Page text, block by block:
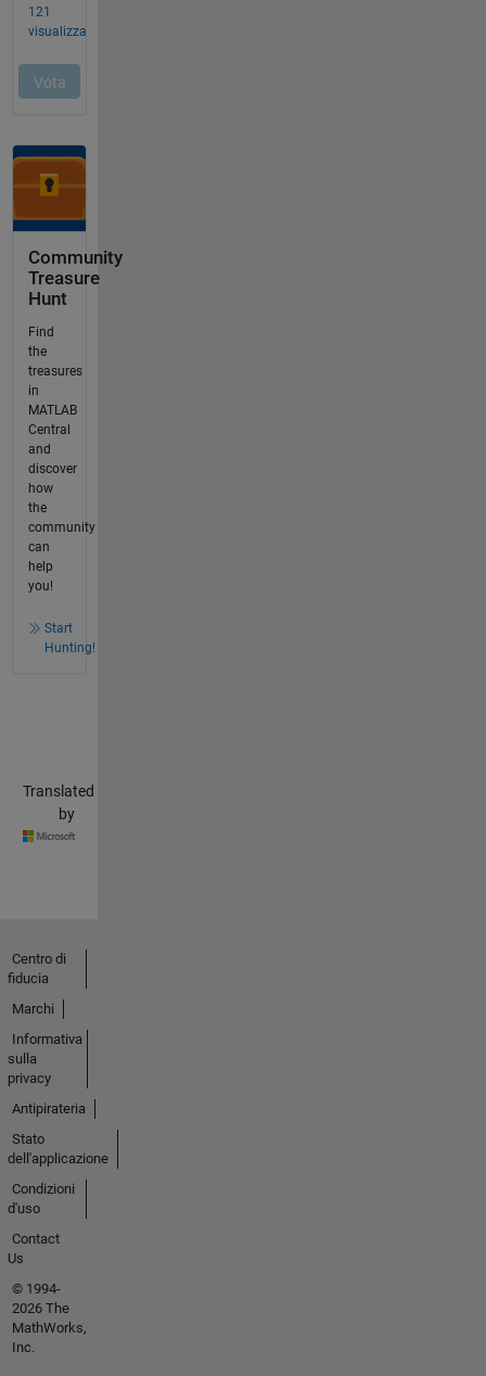
Community
Treasure
Hunt
Find
the
treasures
in
MATLAB
Central
and
discover
how
the
community
can
help
you!
Start
Hunting!
Translated
by
Centro di
fiducia
Marchi
Informativa
sulla
privacy
Antipirateria
Stato
dell'applicazione
Condizioni
d'uso
Contact
Us
© 1994-
2026 The
MathWorks,
Inc.